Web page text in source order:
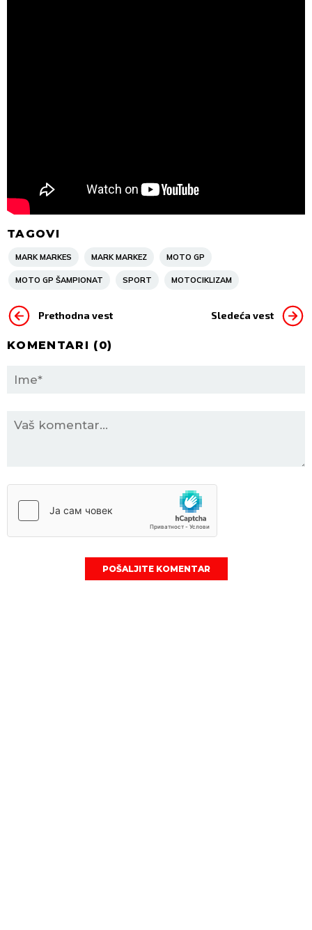
TAGOVI
MARK MARKES MARK MARKEZ MOTO GP
MOTO GP ŠAMPIONAT SPORT MOTOCIKLIZAM
Prethodna vest Sledeća vest
KOMENTARI (0)
POŠALJITE KOMENTAR